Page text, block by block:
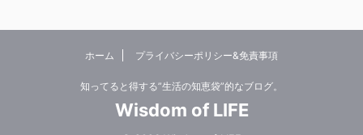
ホーム プライバシーポリシー&免責事項
知ってると得する”生活の知恵袋”的なブログ。
Wisdom of LIFE